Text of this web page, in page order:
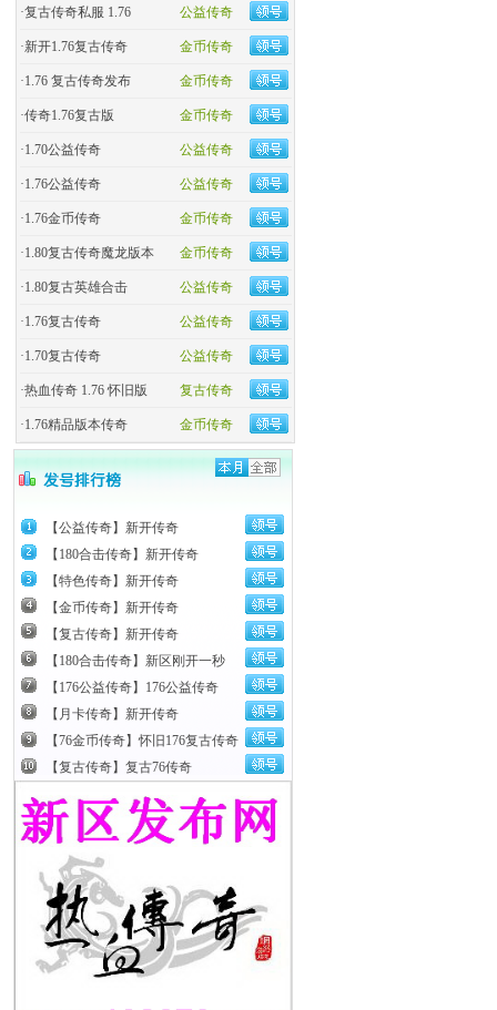
公益传奇
·复古传奇私服 1.76
金币传奇
·新开1.76复古传奇
金币传奇
·1.76 复古传奇发布
金币传奇
·传奇1.76复古版
公益传奇
·1.70公益传奇
公益传奇
·1.76公益传奇
金币传奇
·1.76金币传奇
金币传奇
·1.80复古传奇魔龙版本
公益传奇
·1.80复古英雄合击
公益传奇
·1.76复古传奇
公益传奇
·1.70复古传奇
复古传奇
·热血传奇 1.76 怀旧版
金币传奇
·1.76精品版本传奇
【公益传奇】新开传奇
【180合击传奇】新开传奇
【特色传奇】新开传奇
【金币传奇】新开传奇
【复古传奇】新开传奇
【180合击传奇】新区刚开一秒
【176公益传奇】176公益传奇
【月卡传奇】新开传奇
【76金币传奇】怀旧176复古传奇
【复古传奇】复古76传奇